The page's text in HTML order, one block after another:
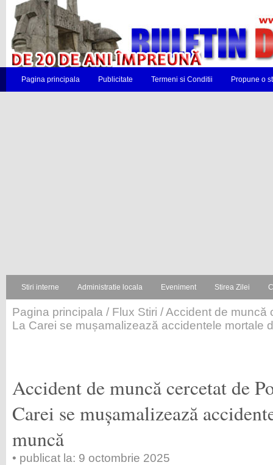
Pagina principala Publicitate Termeni si Conditii Propune o
Stiri interne Administratie locala Eveniment Stirea Zilei
Pagina principala / Flux Stiri / Accident de muncă
La Carei se mușamalizează accidentele mortale
Accident de muncă cercetat de
Carei se mușamalizează
muncă
• publicat la: 9 octombrie 2025